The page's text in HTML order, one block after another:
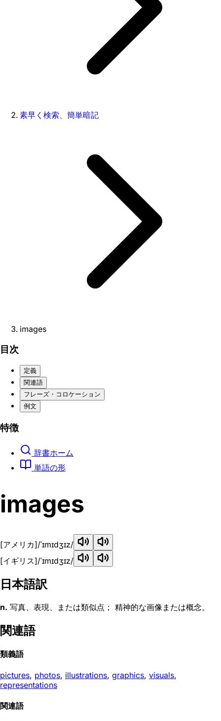
素早く検索、簡単暗記
images
目次
定義
関連語
フレーズ・コロケーション
例文
特徴
辞書ホーム
単語の形
images
[アメリカ]/ˈɪmɪdʒɪz/
[イギリス]/ˈɪmɪdʒɪz/
日本語訳
n. 写真、表現、または類似点； 精神的な画像または概念。
関連語
類義語
pictures, photos, illustrations, graphics, visuals,
representations
関連語